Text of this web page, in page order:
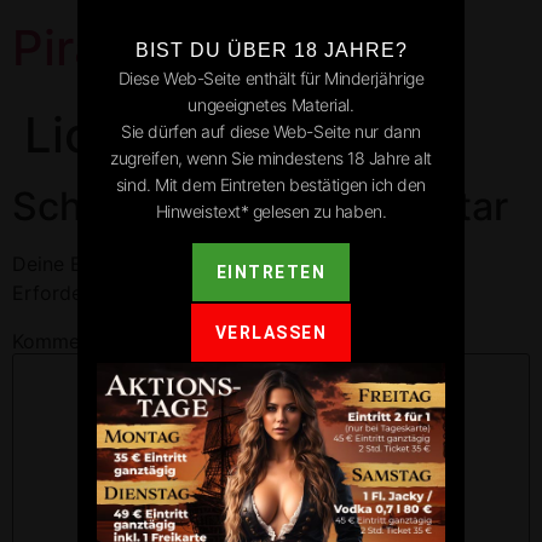
Pirates Park
Lichtenau
Schreibe einen Kommentar
Deine E-Mail-Adresse wird nicht veröffentlicht.
BIST DU ÜBER 18 JAHRE?
Diese Web-Seite enthält für Minderjährige
ungeeignetes Material.
Sie dürfen auf diese Web-Seite nur dann
zugreifen, wenn Sie mindestens 18 Jahre alt
sind. Mit dem Eintreten bestätigen ich den
Hinweistext* gelesen zu haben.
EINTRETEN
VERLASSEN